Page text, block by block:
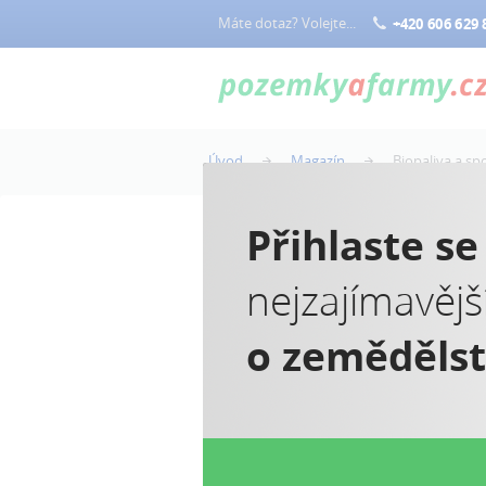
Máte dotaz? Volejte... +420 606 629
Úvod Magazín Biopaliva a
Přihlaste
o